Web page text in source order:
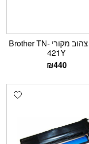
טונר צהוב מקורי Brother TN-
421Y
₪440